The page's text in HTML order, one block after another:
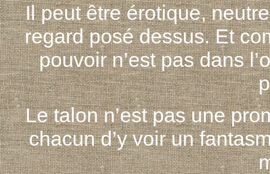
Il peut être érotique,
regard posé dessus. Et
pouvoir n’est pas dans
Le talon n’est pas une
chacun d’y voir un